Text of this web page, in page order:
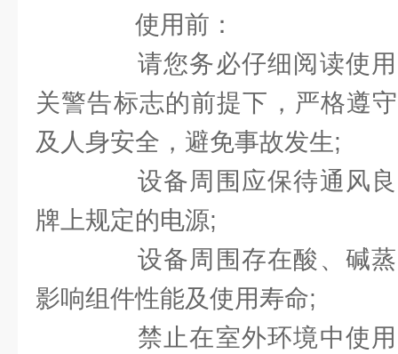
使用前：
请您务必仔细阅读使用
关警告标志的前提下，严格遵
及人身安全，避免事故发生;
设备周围应保待通风良
牌上规定的电源;
设备周围存在酸、碱蒸
影响组件性能及使用寿命;
禁止在室外环境中使用